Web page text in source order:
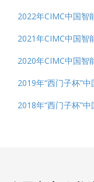
2022年CIMC中国智
2021年CIMC中国智
2020年CIMC中国智
2019年“西门子杯”
2018年“西门子杯”